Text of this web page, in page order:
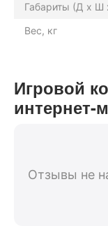
Габариты (Д х Ш
Вес, кг
Игровой
интернет-
Отзывы не